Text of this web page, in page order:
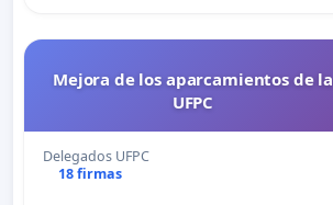
Mejora de los aparcamientos de la
UFPC
Delegados UFPC
18 firmas